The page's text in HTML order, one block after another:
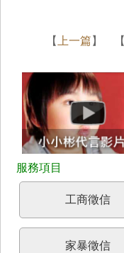
【 上一篇 】 【
工商徵信
家暴徵信